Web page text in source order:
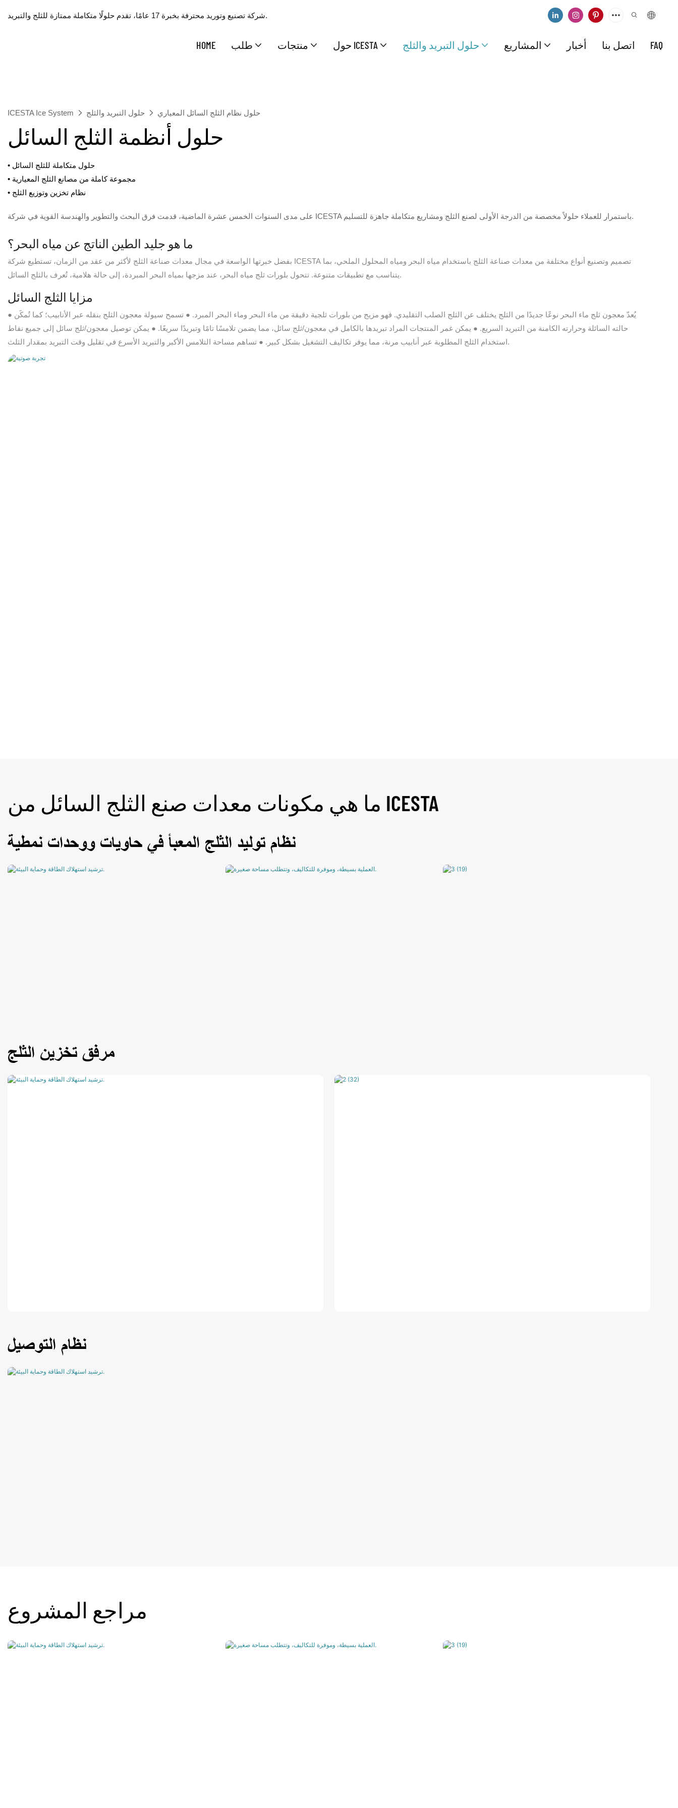
شركة تصنيع وتوريد محترفة بخبرة 17 عامًا، تقدم حلولًا متكاملة ممتازة للثلج والتبريد.
HOME طلب منتجات حول ICESTA حلول التبريد والثلج المشاريع أخبار اتصل بنا FAQ
ICESTA Ice System حلول التبريد والثلج حلول نظام الثلج السائل المعياري
حلول أنظمة الثلج السائل
• حلول متكاملة للثلج السائل
• مجموعة كاملة من مصانع الثلج المعيارية
• نظام تخزين وتوزيع الثلج
على مدى السنوات الخمس عشرة الماضية، قدمت فرق البحث والتطوير والهندسة القوية في شركة ICESTA باستمرار للعملاء حلولاً مخصصة من الدرجة الأولى لصنع الثلج ومشاريع متكاملة جاهزة للتسليم.
ما هو جليد الطين الناتج عن مياه البحر؟
بفضل خبرتها الواسعة في مجال معدات صناعة الثلج لأكثر من عقد من الزمان، تستطيع شركة ICESTA تصميم وتصنيع أنواع مختلفة من معدات صناعة الثلج باستخدام مياه البحر ومياه المحلول الملحي، بما
يتناسب مع تطبيقات متنوعة. تتحول بلورات ثلج مياه البحر، عند مزجها بمياه البحر المبردة، إلى حالة هلامية، تُعرف بالثلج السائل.
مزايا الثلج السائل
● يُعدّ معجون ثلج ماء البحر نوعًا جديدًا من الثلج يختلف عن الثلج الصلب التقليدي. فهو مزيج من بلورات ثلجية دقيقة من ماء البحر وماء البحر المبرد. ● تسمح سيولة معجون الثلج بنقله عبر الأنابيب؛ كما تُمكّن
حالته السائلة وحرارته الكامنة من التبريد السريع. ● يمكن غمر المنتجات المراد تبريدها بالكامل في معجون/ثلج سائل، مما يضمن تلامسًا تامًا وتبريدًا سريعًا. ● يمكن توصيل معجون/ثلج سائل إلى جميع نقاط
استخدام الثلج المطلوبة عبر أنابيب مرنة، مما يوفر تكاليف التشغيل بشكل كبير. ● تساهم مساحة التلامس الأكبر والتبريد الأسرع في تقليل وقت التبريد بمقدار الثلث.
ما هي مكونات معدات صنع الثلج السائل من ICESTA
نظام توليد الثلج المعبأ في حاويات ووحدات نمطية
مرفق تخزين الثلج
نظام التوصيل
مراجع المشروع